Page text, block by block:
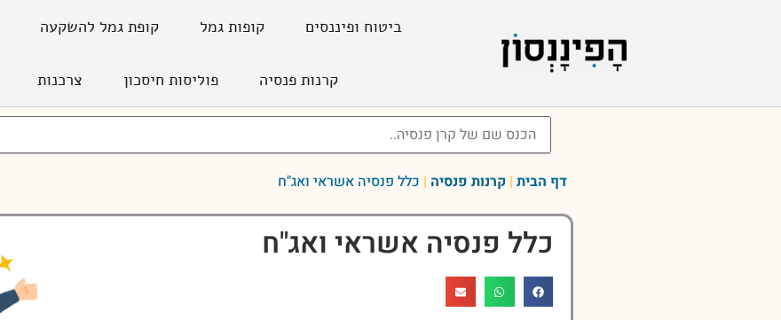
ביטוח ופיננסים קופות גמל קופת גמל להשקעה
קרנות פנסיה פוליסות חיסכון צרכנות
דף הבית | קרנות פנסיה | כלל פנסיה אשראי ואג"ח
כלל פנסיה אשראי ואג"ח